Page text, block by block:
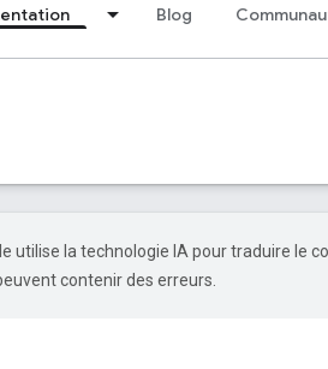
Blog
utilise la technologie IA pour traduire le
contenir des erreurs.